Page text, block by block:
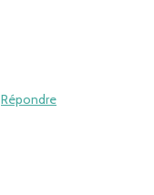
Répondre